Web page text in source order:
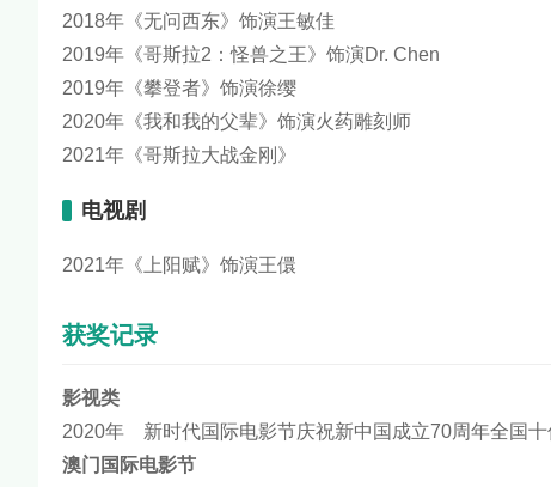
2018年《无问西东》饰演王敏佳
2019年《哥斯拉2：怪兽之王》饰演Dr. Chen
2019年《攀登者》饰演徐缨
2020年《我和我的父辈》饰演火药雕刻师
2021年《哥斯拉大战金刚》
电视剧
2021年《上阳赋》饰演王儇
获奖记录
影视类
2020年 新时代国际电影节庆祝新中国成立70周年全国
澳门国际电影节